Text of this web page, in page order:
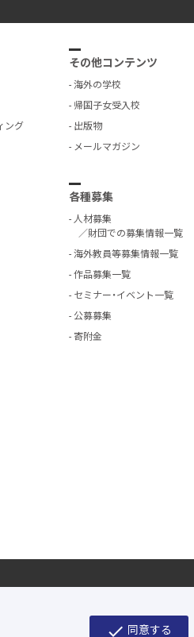
ング
その他コンテンツ
海外の学校
帰国子女受入校
出版物
メールマガジン
各種募集
人材募集
／財団での募集情報一覧
海外教員等募集情報一覧
作品募集一覧
セミナー・イベント一覧
公募募集
寄附金
check 同意する